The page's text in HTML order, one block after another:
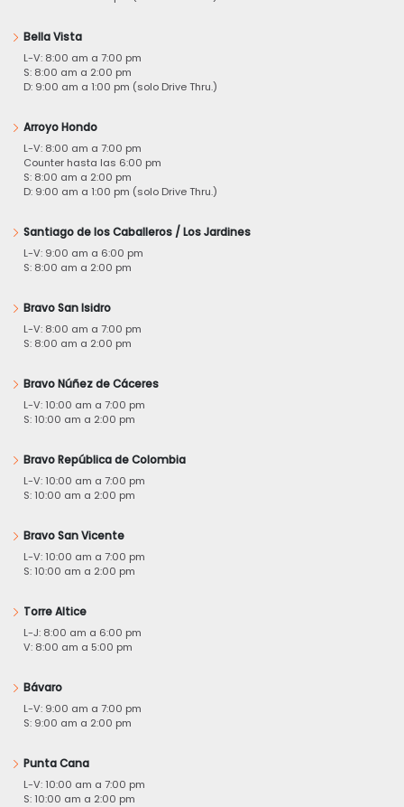
Bella Vista
L-V: 8:00 am a 7:00 pm
S: 8:00 am a 2:00 pm
D: 9:00 am a 1:00 pm (solo Drive Thru.)
Arroyo Hondo
L-V: 8:00 am a 7:00 pm
Counter hasta las 6:00 pm
S: 8:00 am a 2:00 pm
D: 9:00 am a 1:00 pm (solo Drive Thru.)
Santiago de los Caballeros / Los Jardines
L-V: 9:00 am a 6:00 pm
S: 8:00 am a 2:00 pm
Bravo San Isidro
L-V: 8:00 am a 7:00 pm
S: 8:00 am a 2:00 pm
Bravo Núñez de Cáceres
L-V: 10:00 am a 7:00 pm
S: 10:00 am a 2:00 pm
Bravo República de Colombia
L-V: 10:00 am a 7:00 pm
S: 10:00 am a 2:00 pm
Bravo San Vicente
L-V: 10:00 am a 7:00 pm
S: 10:00 am a 2:00 pm
Torre Altice
L-J: 8:00 am a 6:00 pm
V: 8:00 am a 5:00 pm
Bávaro
L-V: 9:00 am a 7:00 pm
S: 9:00 am a 2:00 pm
Punta Cana
L-V: 10:00 am a 7:00 pm
S: 10:00 am a 2:00 pm